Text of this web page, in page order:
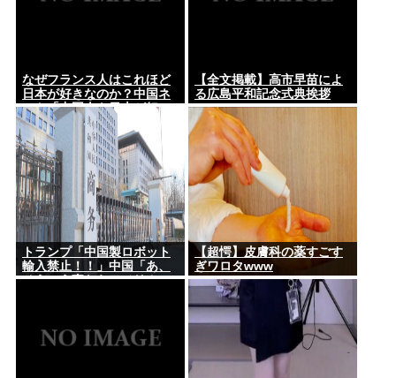
なぜフランス人はこれほど
日本が好きなのか？中国ネ
ット「中国人も日本が好
き」
【全文掲載】高市早苗によ
る広島平和記念式典挨拶
トランプ「中国製ロボット
輸入禁止！！」中国「あ、
そういう事ならアメリカの
【超愕】皮膚科の薬すごす
ぎワロタwww